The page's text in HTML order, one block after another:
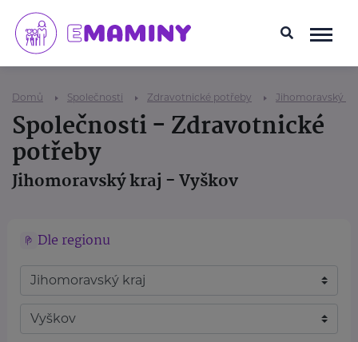
Domů Společnosti Zdravotnické potřeby Jihomoravský
Společnosti - Zdravotnické
potřeby
Jihomoravský kraj - Vyškov
Dle regionu